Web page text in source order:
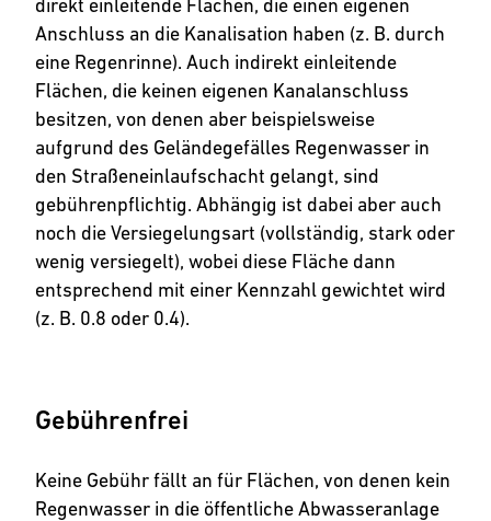
Anschluss an die Kanalisation haben (z. B. durch
eine Regenrinne). Auch indirekt einleitende
Flächen, die keinen eigenen Kanalanschluss
besitzen, von denen aber beispielsweise
aufgrund des Geländegefälles Regenwasser in
den Straßeneinlaufschacht gelangt, sind
gebührenpflichtig. Abhängig ist dabei aber auch
noch die Versiegelungsart (vollständig, stark oder
wenig versiegelt), wobei diese Fläche dann
entsprechend mit einer Kennzahl gewichtet wird
(z. B. 0.8 oder 0.4).
Gebührenfrei
Keine Gebühr fällt an für Flächen, von denen kein
Regenwasser in die öffentliche Abwasseranlage